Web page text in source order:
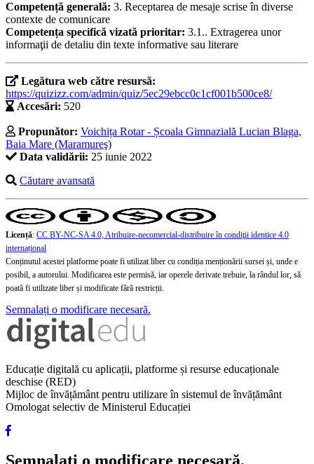
Competență generală: 3. Receptarea de mesaje scrise în diverse
contexte de comunicare
Competența specifică vizată prioritar: 3.1.. Extragerea unor
informaţii de detaliu din texte informative sau literare
Legătura web către resursă:
https://quizizz.com/admin/quiz/5ec29ebcc0c1cf001b500ce8/
Accesări: 520
Propunător: Voichița Rotar - Școala Gimnazială Lucian Blaga,
Baia Mare (Maramureş)
Data validării: 25 iunie 2022
Căutare avansată
Licență: CC BY-NC-SA 4.0, Atribuire-necomercial-distribuire în condiţii identice 4.0
internațional
Conținutul acestei platforme poate fi utilizat liber cu condiția menționării sursei și, unde e
posibil, a autorului. Modificarea este permisă, iar operele derivate trebuie, la rândul lor, să
poată fi utilizate liber și modificate fără restricții.
Semnalați o modificare necesară.
Educație digitală cu aplicații, platforme și resurse educaționale
deschise (RED)
Mijloc de învățământ pentru utilizare în sistemul de învățământ
Omologat selectiv de Ministerul Educației